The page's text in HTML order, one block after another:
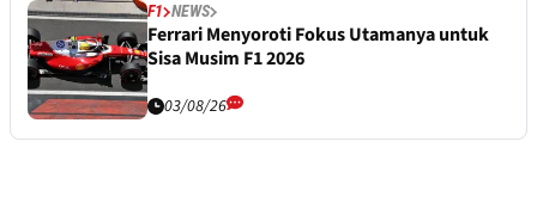
F1 NEWS
Ferrari Menyoroti Fokus Utamanya untuk
Sisa Musim F1 2026
03/08/26